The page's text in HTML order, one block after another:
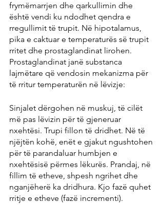
frymëmarrjen dhe qarkullimin dhe
është vendi ku ndodhet qendra e
rregullimit të trupit. Në hipotalamus,
pika e caktuar e temperaturës së trupit
rritet dhe prostaglandinat lirohen.
Prostaglandinat janë substanca
lajmëtare që vendosin mekanizma për
të rritur temperaturën në lëvizje:
Sinjalet dërgohen në muskuj, të cilët
më pas lëvizin për të gjeneruar
nxehtësi. Trupi fillon të dridhet. Në të
njëjtën kohë, enët e gjakut ngushtohen
për të parandaluar humbjen e
nxehtësisë përmes lëkurës. Prandaj, në
fillim të etheve, shpesh ngrihet dhe
nganjëherë ka dridhura. Kjo fazë quhet
rritje e etheve (fazë incrementi).